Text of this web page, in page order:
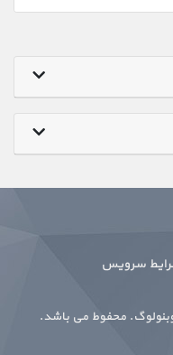
سرویس